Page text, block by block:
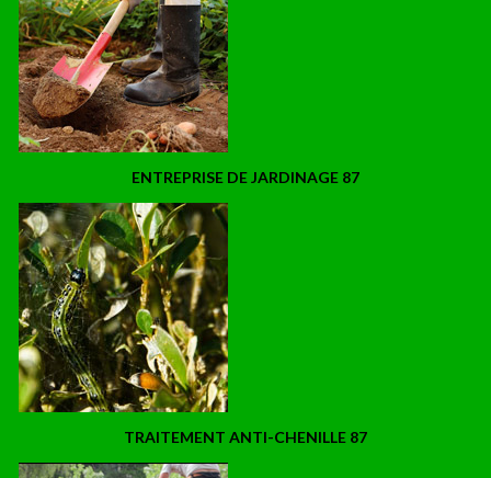
ENTREPRISE DE JARDINAGE 87
TRAITEMENT ANTI-CHENILLE 87